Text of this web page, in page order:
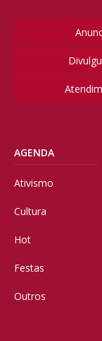
AGENDA
Ativismo
Cultura
Hot
Festas
Outros